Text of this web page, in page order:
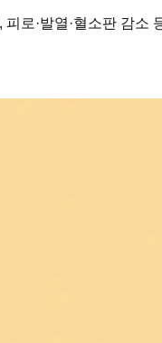
로·발열·혈소판 감